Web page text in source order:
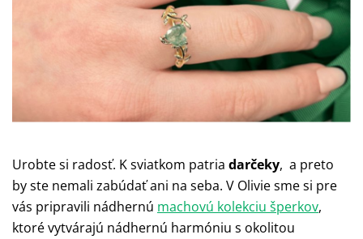
Urobte si radosť. K sviatkom patria darčeky, a preto
by ste nemali zabúdať ani na seba. V Olivie sme si pre
vás pripravili nádhernú machovú kolekciu šperkov,
ktoré vytvárajú nádhernú harmóniu s okolitou